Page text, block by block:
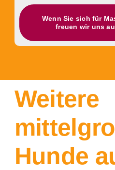
Wenn Sie sich für
freuen wir uns
Weitere
Hunde